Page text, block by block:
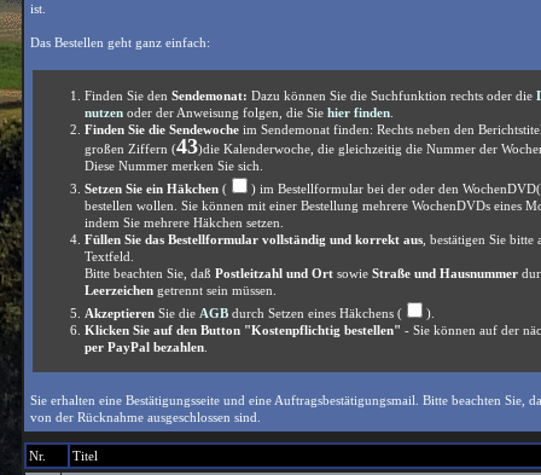
ist.
Das Bestellen geht ganz einfach:
Finden Sie den Sendemonat: Dazu können Sie die Suchfunktion rechts oder die
nutzen oder der Anweisung folgen, die Sie hier finden
Finden Sie die Sendewoche im Sendemonat finden: Rechts neben den
großen Ziffern (43)die Kalenderwoche, die gleichzeitig die Nummer der
Diese Nummer merken Sie sich.
Setzen Sie ein Häkchen (
) im Bestellformular bei der oder den
bestellen wollen. Sie können mit einer Bestellung mehrere WochenDVDs eines
indem Sie mehrere Häkchen setzen.
Füllen Sie das Bestellformular vollständig und korrekt aus , bestätigen Sie
Textfeld.
Bitte beachten Sie, daß Postleitzahl und Ort sowie Straße und Hausnummer
Leerzeichen getrennt sein müssen.
Akzeptieren Sie die AGB durch Setzen eines Häkchens (
).
Klicken Sie auf den Button "Kostenpflichtig bestellen" - Sie können auf der
per PayPal bezahlen
Sie erhalten eine Bestätigungsseite und eine Auftragsbestätigungsmail. Bitte beachten Sie,
von der Rücknahme ausgeschlossen sind.
Nr. Titel